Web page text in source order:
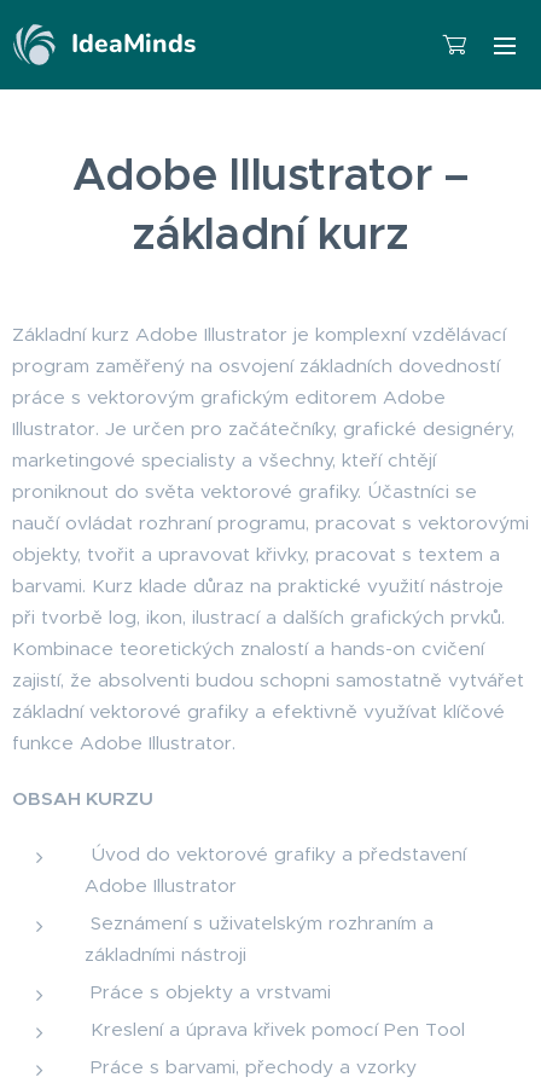
IdeaMinds
Adobe Illustrator –
základní kurz
Základní kurz Adobe Illustrator je komplexní vzdělávací
program zaměřený na osvojení základních dovedností
práce s vektorovým grafickým editorem Adobe
Illustrator. Je určen pro začátečníky, grafické designéry,
marketingové specialisty a všechny, kteří chtějí
proniknout do světa vektorové grafiky. Účastníci se
naučí ovládat rozhraní programu, pracovat s vektorovými
objekty, tvořit a upravovat křivky, pracovat s textem a
barvami. Kurz klade důraz na praktické využití nástroje
při tvorbě log, ikon, ilustrací a dalších grafických prvků.
Kombinace teoretických znalostí a hands-on cvičení
zajistí, že absolventi budou schopni samostatně vytvářet
základní vektorové grafiky a efektivně využívat klíčové
funkce Adobe Illustrator.
OBSAH KURZU
Úvod do vektorové grafiky a představení
Adobe Illustrator
Seznámení s uživatelským rozhraním a
základními nástroji
Práce s objekty a vrstvami
Kreslení a úprava křivek pomocí Pen Tool
Práce s barvami, přechody a vzorky